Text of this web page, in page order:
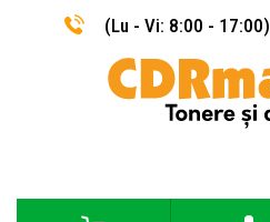
(Lu - Vi: 8:00 - 17:00)